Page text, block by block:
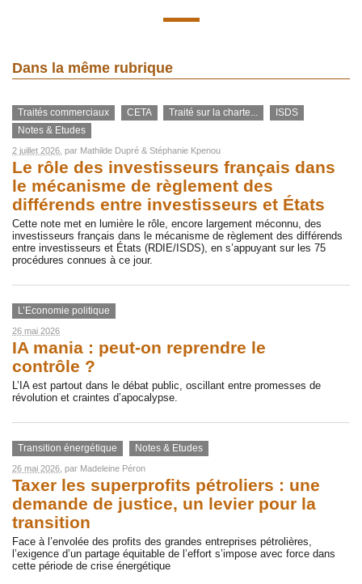
Dans la même rubrique
Traités commerciaux CETA Traité sur la charte...
ISDS
Notes & Etudes
2 juillet 2026 , par Mathilde Dupré & Stéphanie Kpenou
Le rôle des investisseurs français dans
le mécanisme de règlement des
différends entre investisseurs et États
Cette note met en lumière le rôle, encore largement méconnu, des
investisseurs français dans le mécanisme de règlement des différends
entre investisseurs et États (RDIE/ISDS), en s’appuyant sur les 75
procédures connues à ce jour.
L’Economie politique
26 mai 2026
IA mania : peut-on reprendre le
contrôle ?
L’IA est partout dans le débat public, oscillant entre promesses de
révolution et craintes d’apocalypse.
Transition énergétique Notes & Etudes
26 mai 2026 , par Madeleine Péron
Taxer les superprofits pétroliers : une
demande de justice, un levier pour la
transition
Face à l’envolée des profits des grandes entreprises pétrolières,
l’exigence d’un partage équitable de l’effort s’impose avec force dans
cette période de crise énergétique